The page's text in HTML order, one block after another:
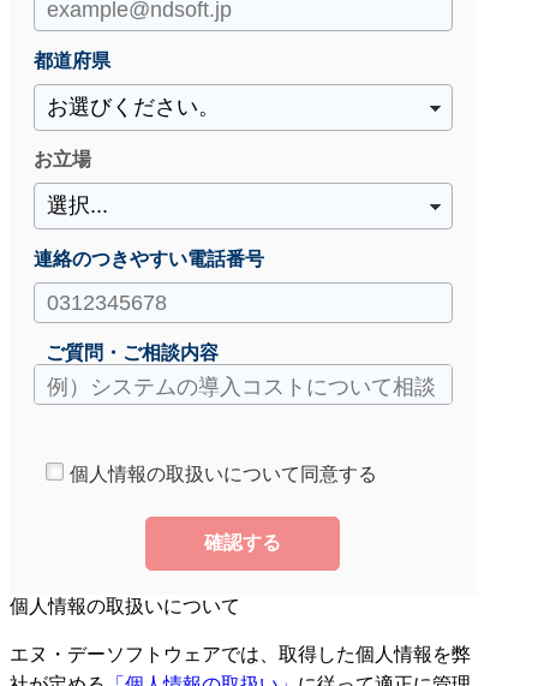
都道府県
お立場
連絡のつきやすい電話番号
ご質問・ご相談内容
個人情報の取扱いについて同意する
確認する
個人情報の取扱いについて
エヌ・デーソフトウェアでは、取得した個人情報を弊